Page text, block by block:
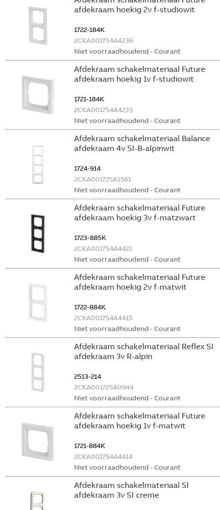
afdekraam hoekig 2v f-studiowit
1722-184K
2CKA001754A4236
Niet voorraadhoudend - Courant
Afdekraam schakelmateriaal Future
afdekraam hoekig 1v f-studiowit
1721-184K
2CKA001754A4235
Niet voorraadhoudend - Courant
Afdekraam schakelmateriaal Balance
afdekraam 4v SI-B-alpinwit
1724-914
2CKA001725A1561
Niet voorraadhoudend - Courant
Afdekraam schakelmateriaal Future
afdekraam hoekig 3v f-matzwart
1723-885K
2CKA001754A4421
Niet voorraadhoudend - Courant
Afdekraam schakelmateriaal Future
afdekraam hoekig 2v f-matwit
1722-884K
2CKA001754A4415
Niet voorraadhoudend - Courant
Afdekraam schakelmateriaal Reflex SI
afdekraam 3v R-alpin
2513-214
2CKA001725A0944
Niet voorraadhoudend - Courant
Afdekraam schakelmateriaal Future
afdekraam hoekig 1v f-matwit
1721-884K
2CKA001754A4414
Niet voorraadhoudend - Courant
Afdekraam schakelmateriaal SI
afdekraam 3v SI creme